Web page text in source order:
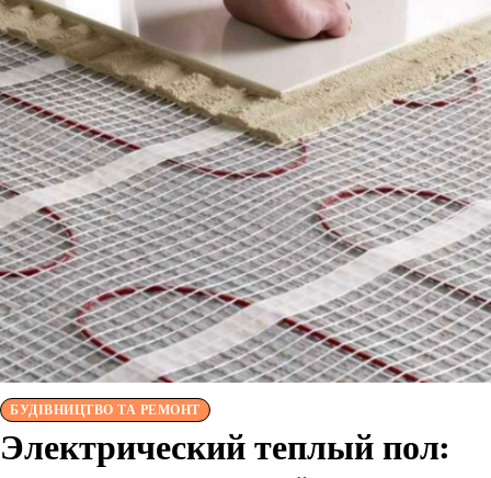
БУДІВНИЦТВО ТА РЕМОНТ
Электрический теплый пол: